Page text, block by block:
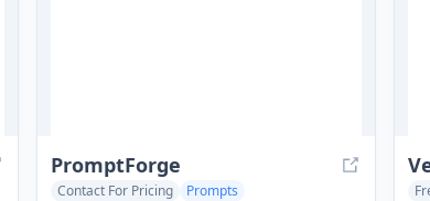
PromptForge
Contact For Pricing
Prompts